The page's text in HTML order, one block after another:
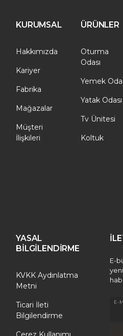
KURUMSAL
Hakkımızda
Kariyer
Fabrika
Mağazalar
Müşteri
İlişkileri
ÜRÜNLER
Oturma
Odası
Yemek
Yatak Odası
Tv Ünitesi
Koltuk
YASAL
BİLGİLENDİRME
KVKK Aydınlatma
Metni
Ticari İleti
Bilgilendirme
E-
E-